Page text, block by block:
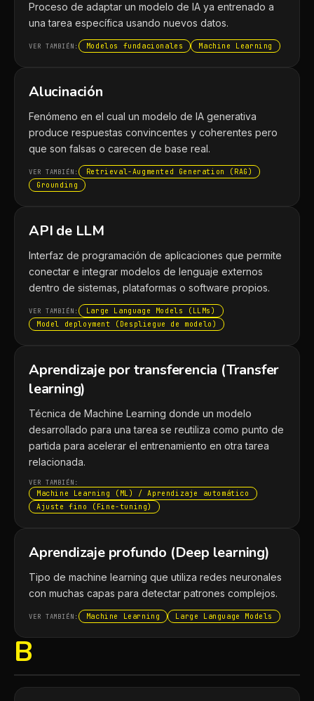
Proceso de adaptar un modelo de IA ya entrenado a
una tarea específica usando nuevos datos.
VER TAMBIÉN: Modelos fundacionales Machine Learning
Alucinación
Fenómeno en el cual un modelo de IA generativa
produce respuestas convincentes y coherentes pero
que son falsas o carecen de base real.
VER TAMBIÉN:
Retrieval-Augmented Generation (RAG)
Grounding
API de LLM
Interfaz de programación de aplicaciones que permite
conectar e integrar modelos de lenguaje externos
dentro de sistemas, plataformas o software propios.
VER TAMBIÉN:
Large Language Models (LLMs)
Model deployment (Despliegue de modelo)
Aprendizaje por transferencia (Transfer
learning)
Técnica de Machine Learning donde un modelo
desarrollado para una tarea se reutiliza como punto de
partida para acelerar el entrenamiento en otra tarea
relacionada.
VER TAMBIÉN:
Machine Learning (ML) / Aprendizaje automático
Ajuste fino (Fine-tuning)
Aprendizaje profundo (Deep learning)
Tipo de machine learning que utiliza redes neuronales
con muchas capas para detectar patrones complejos.
VER TAMBIÉN: Machine Learning Large Language Models
B